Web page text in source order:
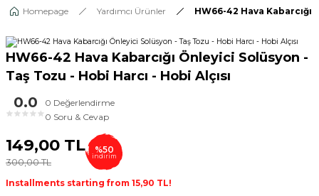
Homepage Yardımcı Ürünler HW66-42 Hava Kabarcığı
HW66-42 Hava Kabarcığı Önleyici Solüsyon -
Taş Tozu - Hobi Harcı - Hobi Alçısı
0.0
★ ★ ★ ★ ★
0 Değerlendirme
0 Soru & Cevap
149,00 TL
300,00 TL
%50
indirim
Installments starting from 15,90 TL!